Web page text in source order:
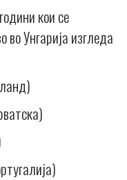
кои се
во Унгарија изгледа